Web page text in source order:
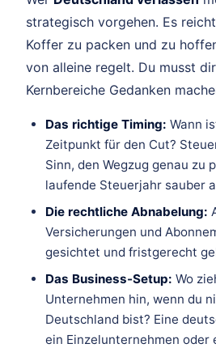
strategisch vorgehen. Es
Koffer zu packen und zu
von alleine regelt. Du musst
Kernbereiche Gedanken
Das richtige Timing: Wann
Zeitpunkt für den Cut?
Sinn, den Wegzug genau zu
laufende Steuerjahr sauber
Die rechtliche Abnabelung:
Versicherungen und
gesichtet und fristgerecht
Das Business-Setup: Wo
Unternehmen hin, wenn du
Deutschland bist? Eine
ein Einzelunternehmen oder